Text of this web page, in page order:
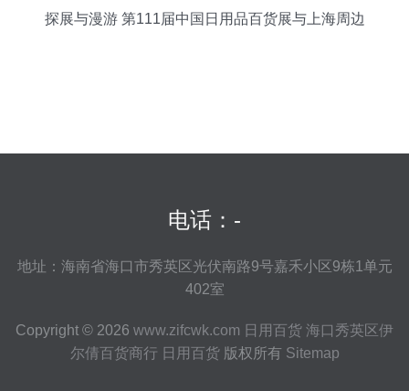
探展与漫游 第111届中国日用品百货展与上海周边
电话：-
地址：海南省海口市秀英区光伏南路9号嘉禾小区9栋1单元
402室
Copyright © 2026 www.zifcwk.com 日用百货 海口秀英区伊
尔倩百货商行 日用百货版权所有 Sitemap